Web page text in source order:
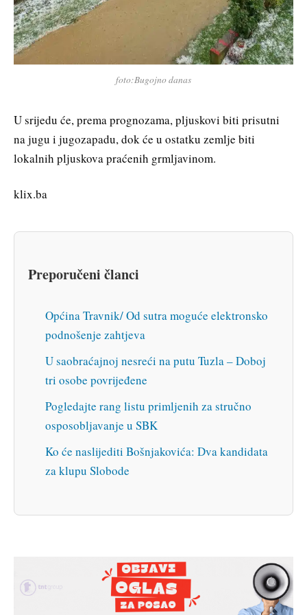
foto:Bugojno danas
U srijedu će, prema prognozama, pljuskovi biti prisutni
na jugu i jugozapadu, dok će u ostatku zemlje biti
lokalnih pljuskova praćenih grmljavinom.
klix.ba
Preporučeni članci
Općina Travnik/ Od sutra moguće elektronsko
podnošenje zahtjeva
U saobraćajnoj nesreći na putu Tuzla – Doboj
tri osobe povrijeđene
Pogledajte rang listu primljenih za stručno
osposobljavanje u SBK
Ko će naslijediti Bošnjakovića: Dva kandidata
za klupu Slobode